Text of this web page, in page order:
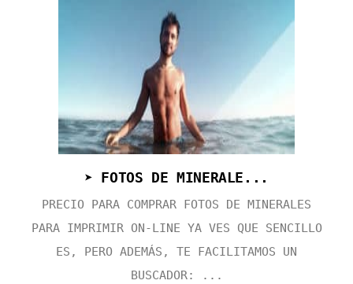
➤ FOTOS DE MINERALE...
PRECIO PARA COMPRAR FOTOS DE MINERALES
PARA IMPRIMIR ON-LINE YA VES QUE SENCILLO
ES, PERO ADEMÁS, TE FACILITAMOS UN
BUSCADOR: ...